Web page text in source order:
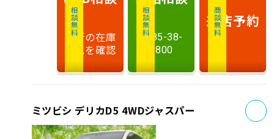
相談無料
最新の在庫
状況を確認
相談無料
0285-38-
9800
商談無料
来店予約
ミツビシ デリカD5 4WDジャスパー